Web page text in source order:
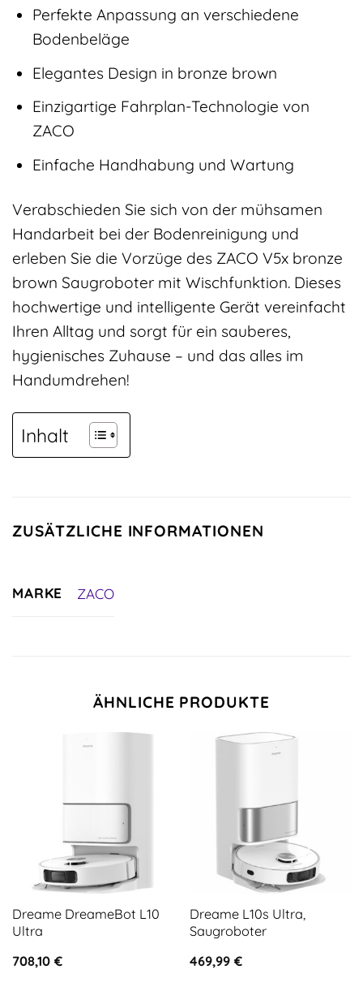
Perfekte Anpassung an verschiedene
Bodenbeläge
Elegantes Design in bronze brown
Einzigartige Fahrplan-Technologie von
ZACO
Einfache Handhabung und Wartung
Verabschieden Sie sich von der mühsamen
Handarbeit bei der Bodenreinigung und
erleben Sie die Vorzüge des ZACO V5x bronze
brown Saugroboter mit Wischfunktion. Dieses
hochwertige und intelligente Gerät vereinfacht
Ihren Alltag und sorgt für ein sauberes,
hygienisches Zuhause – und das alles im
Handumdrehen!
Inhalt
ZUSÄTZLICHE INFORMATIONEN
MARKE ZACO
ÄHNLICHE PRODUKTE
Dreame DreameBot L10
Ultra
708,10 €
Dreame L10s Ultra,
Saugroboter
469,99 €